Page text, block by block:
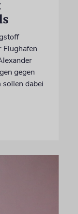
Flughafen
gegen
dabei